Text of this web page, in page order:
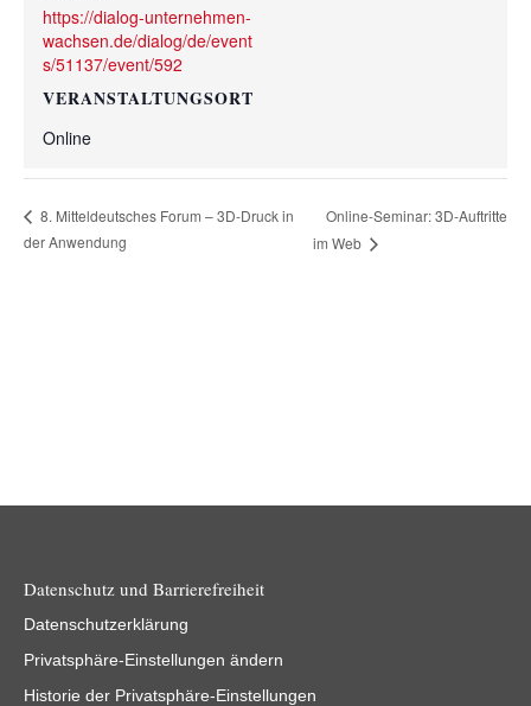
https://dialog-unternehmen-
wachsen.de/dialog/de/event
s/51137/event/592
VERANSTALTUNGSORT
Online
8. Mitteldeutsches Forum – 3D-Druck in
der Anwendung
Online-Seminar: 3D-Auftritte
im Web
Datenschutz und Barrierefreiheit
Datenschutzerklärung
Privatsphäre-Einstellungen ändern
Historie der Privatsphäre-Einstellungen